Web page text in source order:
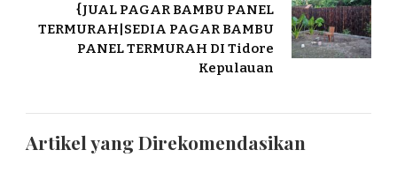
{JUAL PAGAR BAMBU PANEL
TERMURAH|SEDIA PAGAR BAMBU
PANEL TERMURAH DI Tidore
Kepulauan
Artikel yang Direkomendasikan